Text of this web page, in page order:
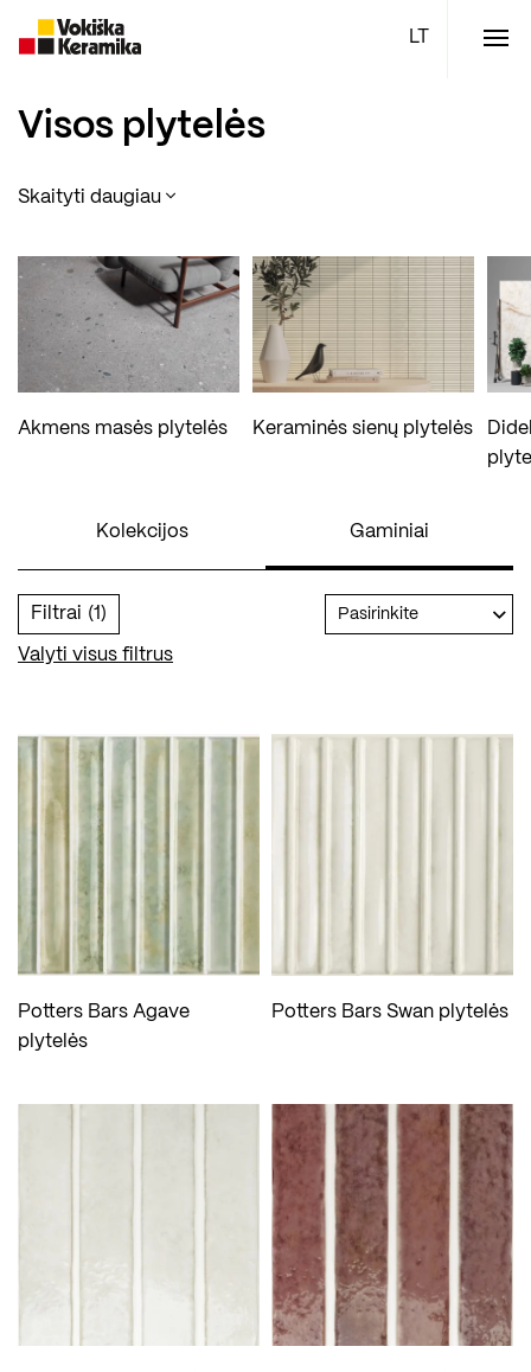
Visos plytelės
Skaityti daugiau
Akmens masės plytelės Keraminės sienų plytelės
Kolekcijos Gaminiai
Filtrai (1)
Valyti visus filtrus
Pasirinkite
Potters Bars Agave
plytelės
Potters Bars Swan plytelės
Meniu
Plytelės
Specialūs pasiūlymai TOP